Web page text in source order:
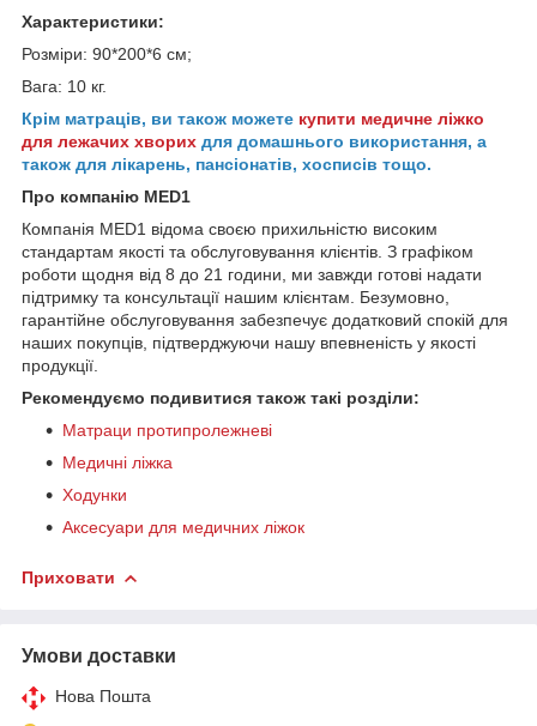
Характеристики:
Розміри: 90*200*6 см;
Вага: 10 кг.
Крім матраців, ви також можете купити медичне ліжко
для лежачих хворих для домашнього використання, а
також для лікарень, пансіонатів, хосписів тощо.
Про компанію MED1
Компанія MED1 відома своєю прихильністю високим
стандартам якості та обслуговування клієнтів. З графіком
роботи щодня від 8 до 21 години, ми завжди готові надати
підтримку та консультації нашим клієнтам. Безумовно,
гарантійне обслуговування забезпечує додатковий спокій для
наших покупців, підтверджуючи нашу впевненість у якості
продукції.
Рекомендуємо подивитися також такі розділи:
Матраци протипролежневі
Медичні ліжка
Ходунки
Аксесуари для медичних ліжок
Приховати
Умови доставки
Нова Пошта